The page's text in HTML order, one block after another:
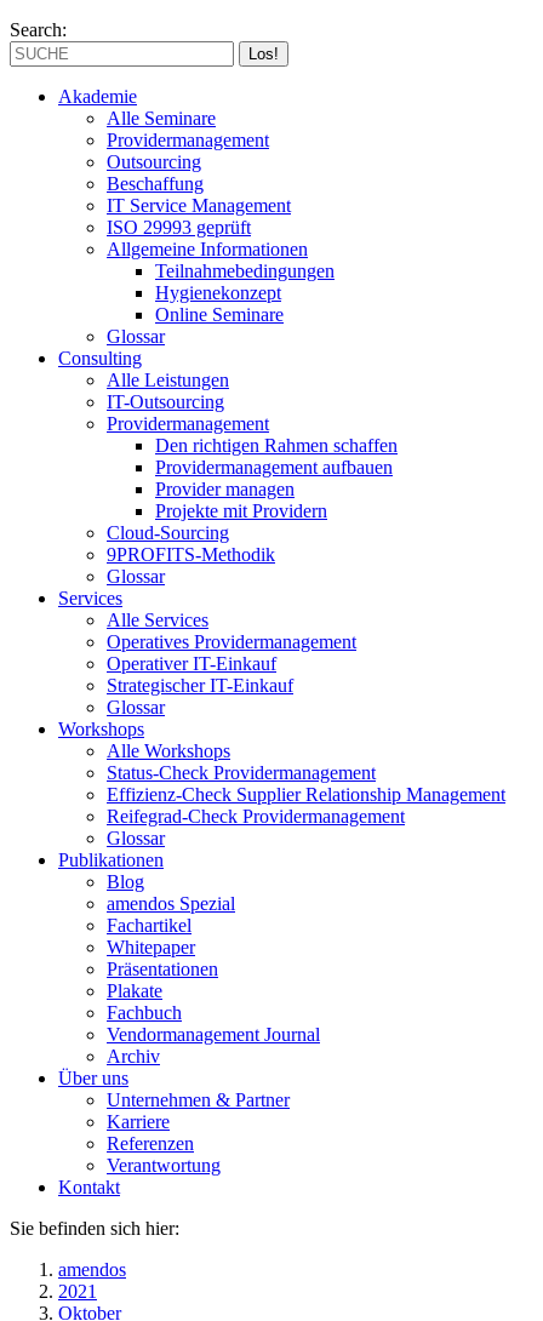
Search:
Akademie
Alle Seminare
Providermanagement
Outsourcing
Beschaffung
IT Service Management
ISO 29993 geprüft
Allgemeine Informationen
Teilnahmebedingungen
Hygienekonzept
Online Seminare
Glossar
Consulting
Alle Leistungen
IT-Outsourcing
Providermanagement
Den richtigen Rahmen schaffen
Providermanagement aufbauen
Provider managen
Projekte mit Providern
Cloud-Sourcing
9PROFITS-Methodik
Glossar
Services
Alle Services
Operatives Providermanagement
Operativer IT-Einkauf
Strategischer IT-Einkauf
Glossar
Workshops
Alle Workshops
Status-Check Providermanagement
Effizienz-Check Supplier Relationship Management
Reifegrad-Check Providermanagement
Glossar
Publikationen
Blog
amendos Spezial
Fachartikel
Whitepaper
Präsentationen
Plakate
Fachbuch
Vendormanagement Journal
Archiv
Über uns
Unternehmen & Partner
Karriere
Referenzen
Verantwortung
Kontakt
Sie befinden sich hier:
amendos
2021
Oktober